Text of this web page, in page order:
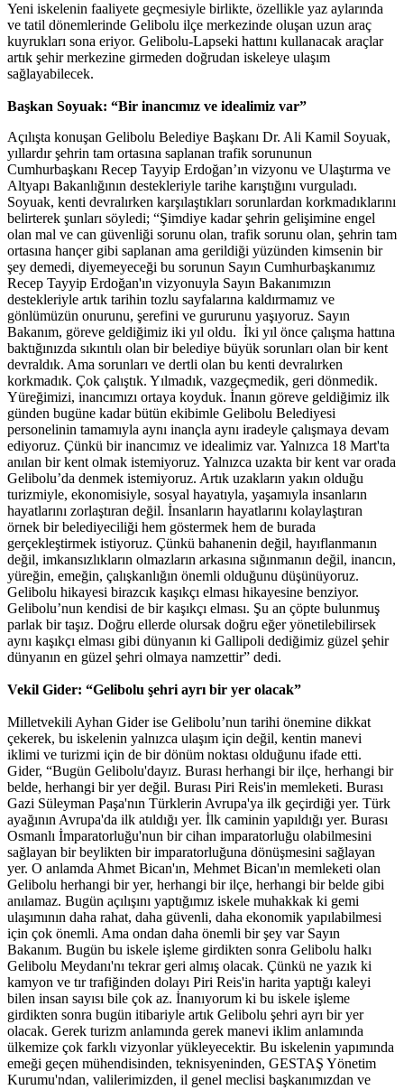
Yeni iskelenin faaliyete geçmesiyle birlikte, özellikle yaz aylarında
ve tatil dönemlerinde Gelibolu ilçe merkezinde oluşan uzun araç
kuyrukları sona eriyor. Gelibolu-Lapseki hattını kullanacak araçlar
artık şehir merkezine girmeden doğrudan iskeleye ulaşım
sağlayabilecek.
Başkan Soyuak: “Bir inancımız ve idealimiz var”
Açılışta konuşan Gelibolu Belediye Başkanı Dr. Ali Kamil Soyuak,
yıllardır şehrin tam ortasına saplanan trafik sorununun
Cumhurbaşkanı Recep Tayyip Erdoğan’ın vizyonu ve Ulaştırma ve
Altyapı Bakanlığının destekleriyle tarihe karıştığını vurguladı.
Soyuak, kenti devralırken karşılaştıkları sorunlardan korkmadıklarını
belirterek şunları söyledi; “Şimdiye kadar şehrin gelişimine engel
olan mal ve can güvenliği sorunu olan, trafik sorunu olan, şehrin tam
ortasına hançer gibi saplanan ama gerildiği yüzünden kimsenin bir
şey demedi, diyemeyeceği bu sorunun Sayın Cumhurbaşkanımız
Recep Tayyip Erdoğan'ın vizyonuyla Sayın Bakanımızın
destekleriyle artık tarihin tozlu sayfalarına kaldırmamız ve
gönlümüzün onurunu, şerefini ve gururunu yaşıyoruz. Sayın
Bakanım, göreve geldiğimiz iki yıl oldu. İki yıl önce çalışma hattına
baktığınızda sıkıntılı olan bir belediye büyük sorunları olan bir kent
devraldık. Ama sorunları ve dertli olan bu kenti devralırken
korkmadık. Çok çalıştık. Yılmadık, vazgeçmedik, geri dönmedik.
Yüreğimizi, inancımızı ortaya koyduk. İnanın göreve geldiğimiz ilk
günden bugüne kadar bütün ekibimle Gelibolu Belediyesi
personelinin tamamıyla aynı inançla aynı iradeyle çalışmaya devam
ediyoruz. Çünkü bir inancımız ve idealimiz var. Yalnızca 18 Mart'ta
anılan bir kent olmak istemiyoruz. Yalnızca uzakta bir kent var orada
Gelibolu’da denmek istemiyoruz. Artık uzakların yakın olduğu
turizmiyle, ekonomisiyle, sosyal hayatıyla, yaşamıyla insanların
hayatlarını zorlaştıran değil. İnsanların hayatlarını kolaylaştıran
örnek bir belediyeciliği hem göstermek hem de burada
gerçekleştirmek istiyoruz. Çünkü bahanenin değil, hayıflanmanın
değil, imkansızlıkların olmazların arkasına sığınmanın değil, inancın,
yüreğin, emeğin, çalışkanlığın önemli olduğunu düşünüyoruz.
Gelibolu hikayesi birazcık kaşıkçı elması hikayesine benziyor.
Gelibolu’nun kendisi de bir kaşıkçı elması. Şu an çöpte bulunmuş
parlak bir taşız. Doğru ellerde olursak doğru eğer yönetilebilirsek
aynı kaşıkçı elması gibi dünyanın ki Gallipoli dediğimiz güzel şehir
dünyanın en güzel şehri olmaya namzettir” dedi.
Vekil Gider: “Gelibolu şehri ayrı bir yer olacak”
Milletvekili Ayhan Gider ise Gelibolu’nun tarihi önemine dikkat
çekerek, bu iskelenin yalnızca ulaşım için değil, kentin manevi
iklimi ve turizmi için de bir dönüm noktası olduğunu ifade etti.
Gider, “Bugün Gelibolu'dayız. Burası herhangi bir ilçe, herhangi bir
belde, herhangi bir yer değil. Burası Piri Reis'in memleketi. Burası
Gazi Süleyman Paşa'nın Türklerin Avrupa'ya ilk geçirdiği yer. Türk
ayağının Avrupa'da ilk atıldığı yer. İlk caminin yapıldığı yer. Burası
Osmanlı İmparatorluğu'nun bir cihan imparatorluğu olabilmesini
sağlayan bir beylikten bir imparatorluğuna dönüşmesini sağlayan
yer. O anlamda Ahmet Bican'ın, Mehmet Bican'ın memleketi olan
Gelibolu herhangi bir yer, herhangi bir ilçe, herhangi bir belde gibi
anılamaz. Bugün açılışını yaptığımız iskele muhakkak ki gemi
ulaşımının daha rahat, daha güvenli, daha ekonomik yapılabilmesi
için çok önemli. Ama ondan daha önemli bir şey var Sayın
Bakanım. Bugün bu iskele işleme girdikten sonra Gelibolu halkı
Gelibolu Meydanı'nı tekrar geri almış olacak. Çünkü ne yazık ki
kamyon ve tır trafiğinden dolayı Piri Reis'in harita yaptığı kaleyi
bilen insan sayısı bile çok az. İnanıyorum ki bu iskele işleme
girdikten sonra bugün itibariyle artık Gelibolu şehri ayrı bir yer
olacak. Gerek turizm anlamında gerek manevi iklim anlamında
ülkemize çok farklı vizyonlar yükleyecektir. Bu iskelenin yapımında
emeği geçen mühendisinden, teknisyeninden, GESTAŞ Yönetim
Kurumu'ndan, valilerimizden, il genel meclisi başkanımızdan ve